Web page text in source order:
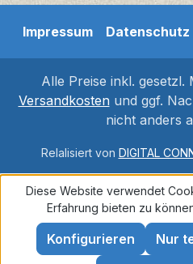
Impressum Datenschutz
Alle Preise inkl.
Versandkostenund ggf.
nicht anders
Relalisiert von DIGITAL
Diese Website verwendet
Erfahrung bieten zu
Nur
Konfigurieren